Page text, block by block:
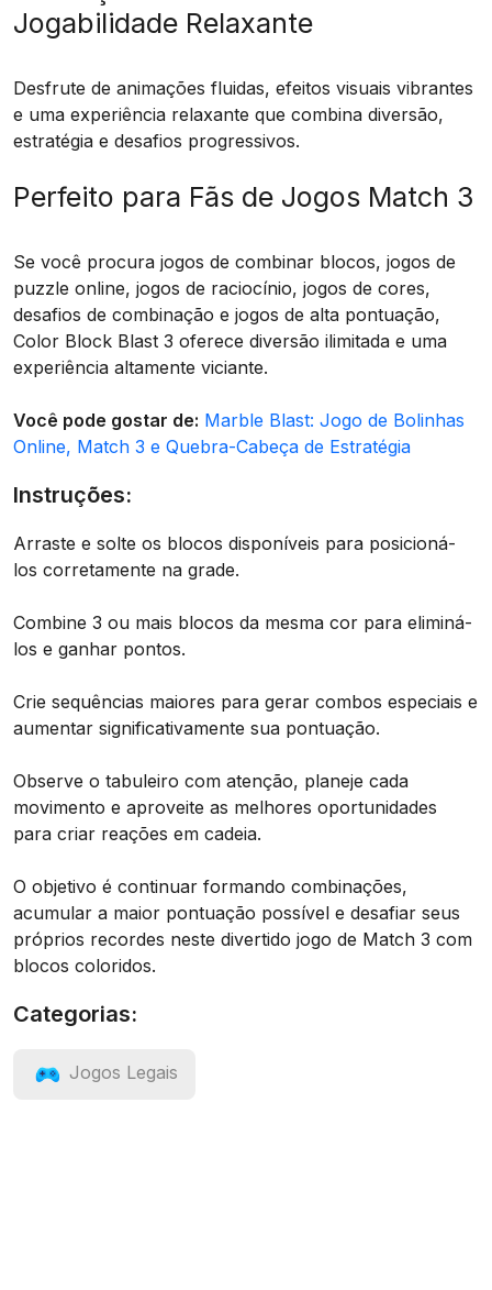
Jogabilidade Relaxante
Desfrute de animações fluidas, efeitos visuais vibrantes
e uma experiência relaxante que combina diversão,
estratégia e desafios progressivos.
Perfeito para Fãs de Jogos Match 3
Se você procura jogos de combinar blocos, jogos de
puzzle online, jogos de raciocínio, jogos de cores,
desafios de combinação e jogos de alta pontuação,
Color Block Blast 3 oferece diversão ilimitada e uma
experiência altamente viciante.
Você pode gostar de: Marble Blast: Jogo de Bolinhas
Online, Match 3 e Quebra-Cabeça de Estratégia
Instruções:
Arraste e solte os blocos disponíveis para posicioná-
los corretamente na grade.
Combine 3 ou mais blocos da mesma cor para eliminá-
los e ganhar pontos.
Crie sequências maiores para gerar combos especiais e
aumentar significativamente sua pontuação.
Observe o tabuleiro com atenção, planeje cada
movimento e aproveite as melhores oportunidades
para criar reações em cadeia.
O objetivo é continuar formando combinações,
acumular a maior pontuação possível e desafiar seus
próprios recordes neste divertido jogo de Match 3 com
blocos coloridos.
Categorias:
Jogos Legais